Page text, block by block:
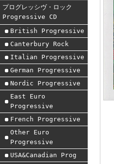
プログレッシヴ・ロック
Progressive CD
British Progressive
Canterbury Rock
Italian Progressive
German Progressive
Nordic Progressive
East Euro
Progressive
French Progressive
Other Euro
Progressive
USA&Canadian Prog